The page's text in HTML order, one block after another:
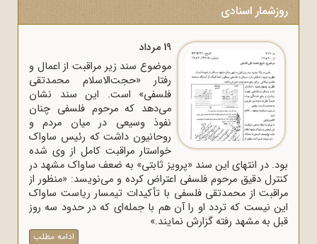
روزشمار اسنادی
19 مرداد
موضوع سند زیر مراقبت از اعمال و
رفتار «حجت‌الاسلام محمدتقی
فلسفی» است. این سند نشان
می‌دهد که مرحوم فلسفی چنان
نفوذ وسیعی در میان مردم و
روحانیون داشت که رئیس ساواک
خواستار مراقبت کامل از وی شده
بود. در انتهای این سند «پرویز ثابتی» به ضعف ساواک مشهد در
کنترل دقیق مرحوم فلسفی اعتراض کرده و می‌نویسد: «منظور از
مراقبت از محمدتقی فلسفی با تأکیدات تیمسار ریاست ساواک
این نیست که تردد او را آن هم با جمله‌ای که در حدود سه روز
قبل به مشهد رفته گزارش نمایند.»
ادامه مطلب